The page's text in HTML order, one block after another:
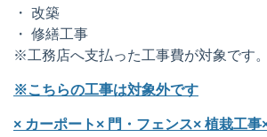
・ 改築
・ 修繕工事
※工務店へ支払った工事費が対象です。
※こちらの工事は対象外です
× カーポート× 門・フェンス× 植栽工事